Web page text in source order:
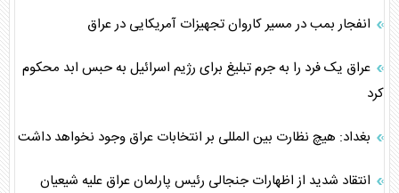
انفجار بمب در مسیر کاروان تجهیزات آمریکایی در عراق
عراق یک فرد را به جرم تبلیغ برای رژیم اسرائیل به حبس ابد محکوم
کرد
بغداد: هیچ نظارت بین المللی بر انتخابات عراق وجود نخواهد داشت
انتقاد شدید از اظهارات جنجالی رئیس پارلمان عراق علیه شیعیان